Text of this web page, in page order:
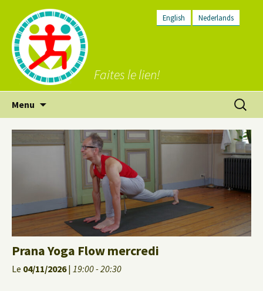
English Nederlands
Faites le lien!
Menu
Prana Yoga Flow mercredi
Le 04/11/2026| 19:00 - 20:30